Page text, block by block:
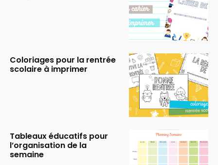
Coloriages pour la rentrée
scolaire à imprimer
Tableaux éducatifs pour
l’organisation de la
semaine